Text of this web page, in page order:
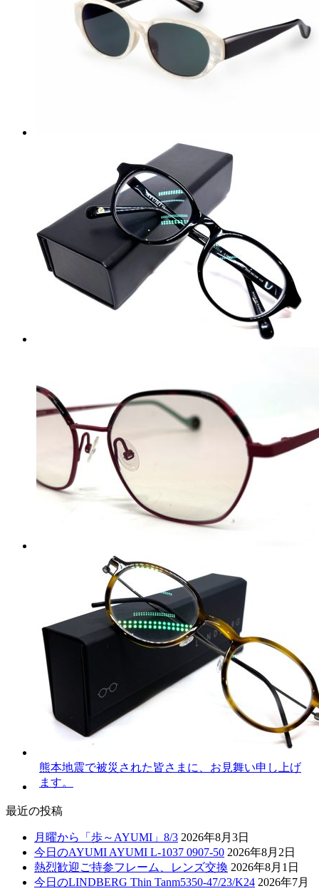
熊本地震で被災された皆さまに、お見舞い申し上げ
ます。
最近の投稿
月曜から「歩～AYUMI」8/3 2026年8月3日
今日のAYUMI AYUMI L-1037 0907-50 2026年8月2日
熱烈歓迎ご持参フレーム、レンズ交換 2026年8月1日
今日のLINDBERG Thin Tanm5350-47/23/K24 2026年7月